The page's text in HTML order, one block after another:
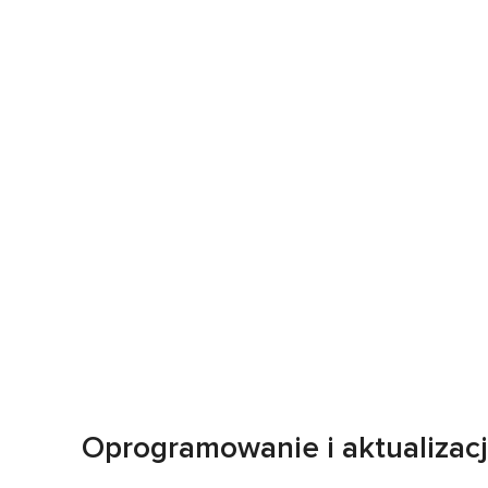
Oprogramowanie i